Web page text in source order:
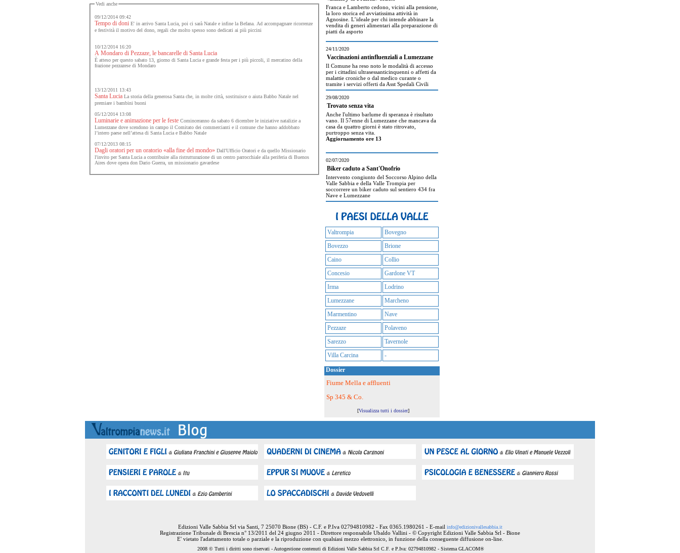
Vedi anche
09/12/2014 09:42
Tempo di doniE' in arrivo Santa Lucia, poi ci sarà Natale e infine la Befana. Ad accompagnare ricorrenze
e festività il motivo del dono, regali che molto spesso sono dedicati ai più piccini
10/12/2014 16:20
A Mondaro di Pezzaze, le bancarelle di Santa Lucia
È atteso per questo sabato 13, giorno di Santa Lucia e grande festa per i più piccoli, il mercatino della
frazione pezzazese di Mondaro
13/12/2011 13:43
Santa Lucia La storia della generosa Santa che, in molte città, sostituisce o aiuta Babbo Natale nel
premiare i bambini buoni
05/12/2014 13:08
Luminarie e animazione per le festeCominceranno da sabato 6 dicembre le iniziative natalizie a
Lumezzane dove scendono in campo il Comitato dei commercianti e il comune che hanno addobbato
l’intero paese nell’attesa di Santa Lucia e Babbo Natale
07/12/2013 08:15
Dagli oratori per un oratorio «alla fine del mondo»Dall'Ufficio Oratori e da quello Missionario
l'invito per Santa Lucia a contribuire alla ristrutturazione di un centro parrocchiale alla periferia di Buenos
Aires dove opera don Dario Guerra, un missionario gavardese
Franca e Lamberto cedono, vicini alla pensione,
la loro storica ed avviatissima attività in
Agnosine. L’ideale per chi intende abbinare la
vendita di generi alimentari alla preparazione di
piatti da asporto
24/11/2020
Vaccinazioni antinfluenziali a Lumezzane
Il Comune ha reso noto le modalità di accesso
per i cittadini ultrasessanticinquenni o affetti da
malattie croniche o dal medico curante o
tramite i servizi offerti da Asst Spedali Civili
29/08/2020
Trovato senza vita
Anche l'ultimo barlume di speranza è risultato
vano. Il 57enne di Lumezzane che mancava da
casa da quattro giorni è stato ritrovato,
purtroppo senza vita.
Aggiornamento ore 13
02/07/2020
Biker caduto a Sant'Onofrio
Intervento congiunto del Soccorso Alpino della
Valle Sabbia e della Valle Trompia per
soccorrere un biker caduto sul sentiero 434 fra
Nave e Lumezzane
Valtrompia
Bovegno
Bovezzo
Brione
Caino
Collio
Concesio
Gardone VT
Irma
Lodrino
Lumezzane
Marcheno
Marmentino
Nave
Pezzaze
Polaveno
Sarezzo
Tavernole
Villa Carcina
-
Dossier
Fiume Mella e affluenti
Sp 345 & Co.
[Visualizza tutti i dossier]
Edizioni Valle Sabbia Srl via Santi, 7 25070 Bione (BS) - C.F. e P.Iva 02794810982 - Fax 0365.1980261 - E-mail info@edizionivallesabbia.it
Registrazione Tribunale di Brescia n° 13/2011 del 24 giugno 2011 - Direttore responsabile Ubaldo Vallini - © Copyright Edizioni Valle Sabbia Srl - Bione
E' vietato l'adattamento totale o parziale e la riproduzione con qualsiasi mezzo elettronico, in funzione della conseguente diffusione on-line.
2008 © Tutti i diritti sono riservati - Autogestione contenuti di Edizioni Valle Sabbia Srl C.F. e P.Iva: 02794810982 - Sistema GLACOM®